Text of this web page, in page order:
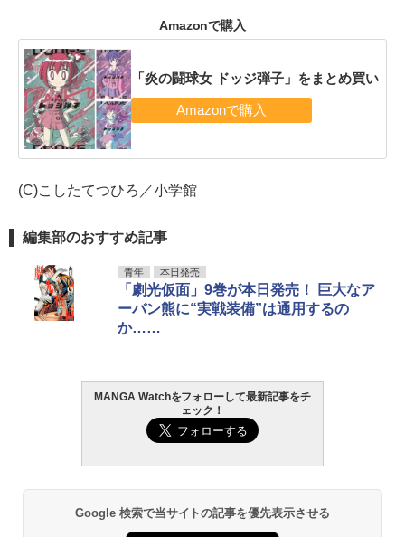
Amazonで購入
「炎の闘球女 ドッジ弾子」をまとめ買い
(C)こしたてつひろ／小学館
編集部のおすすめ記事
青年 本日発売
「劇光仮面」9巻が本日発売！ 巨大なア
ーバン熊に“実戦装備”は通用するの
か……
MANGA Watchをフォローして最新記事をチ
ェック！
Google 検索で当サイトの記事を優先表示させる